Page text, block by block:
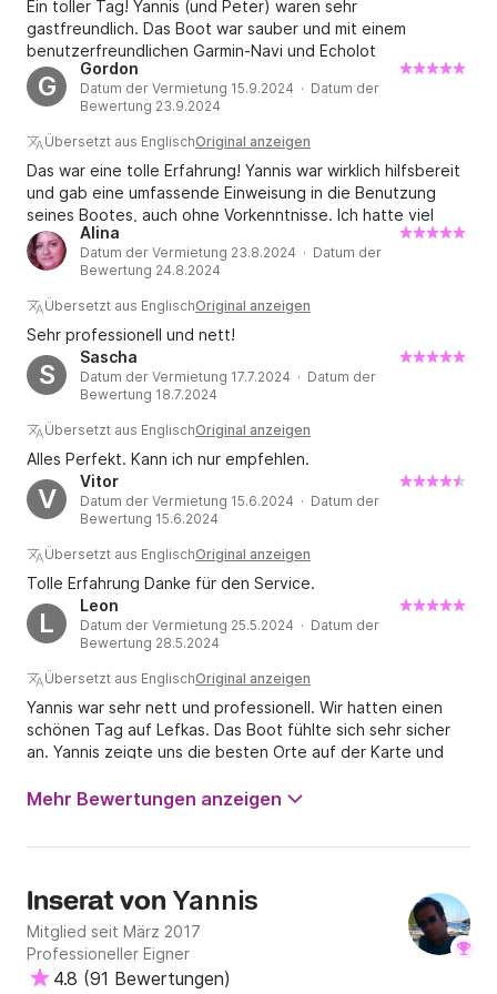
Motorboote mit 30/40 PS ist kein
Schnellbootführerschein erforderlich. Der Fahrer muss
älter als 18 Jahre sein und Alkohol ist beim Umgang
mit dem Boot nicht gestattet. Bei Bedarf
organisieren wir auf Wunsch einen Skipper für die
Betreuung des Bootes. Das Skipperhonorar variiert je
nach Zeitraum zwischen 80 und 100 Euro pro Tag.
Besatzungsnummern
Die Besatzung jedes Bootes darf niemals die
gesetzliche Höchstkapazität des Bootes
überschreiten. Auf unseren kleineren 5-Meter-
Motorbooten sind insgesamt 5 Personen erlaubt. Bei
den Zahlen werden Säuglinge und Kinder mitgezählt.
Bei örtlicher Überschreitung dieser Zahlen hat der
Bootsvermieter das Recht, vom Mietvertrag
zurückzutreten.
Bootsschäden – Wiedergutmachung
Der Mieter muss das Boot im gleichen Zustand
Sturmschäden oder Verluste/Schäden, die auf
unzureichendes oder nachlässiges Anlegen, schlechte
Handhabung oder Fahrlässigkeit zurückzuführen sind,
liegen vollständig in der Verantwortung des Mieters
und werden entsprechend berechnet. Der Mieter wird
gebeten, vor der Übernahme des Bootes das Boot
und die Ausrüstung auf eventuelle frühere Schäden zu
überprüfen und zu inspizieren. Der Propellerschaden
Fahrverbot der Hafenbehörden wird die Buchung auf
den nächstmöglichen Tag verschoben oder der
Mietpreis wird den Gästen zurückerstattet.
Ein toller Tag! Yannis (und Peter) waren sehr
gastfreundlich. Das Boot war sauber und mit einem
benutzerfreundlichen Garmin-Navi und Echolot
ausgestattet. Wir bekamen einige nützliche Tipps für die
Umgebung und hatten einen wunderschönen Tag.
G
Gordon
Datum der Vermietung 15.9.2024 · Datum der
Bewertung 23.9.2024
Übersetzt aus EnglischOriginal anzeigen
Das war eine tolle Erfahrung! Yannis war wirklich hilfsbereit
und gab eine umfassende Einweisung in die Benutzung
seines Bootes, auch ohne Vorkenntnisse. Ich hatte viel
Spaß beim Erkunden der Inseln und kann Yannis wärmstens
empfehlen, wenn Sie auf der Suche nach einem soliden
Boot sind, das Sie herumbringt :)
Alina
Datum der Vermietung 23.8.2024 · Datum der
Bewertung 24.8.2024
Übersetzt aus EnglischOriginal anzeigen
Sehr professionell und nett!
S
Sascha
Datum der Vermietung 17.7.2024 · Datum der
Bewertung 18.7.2024
Übersetzt aus EnglischOriginal anzeigen
Alles Perfekt. Kann ich nur empfehlen.
V
Vitor
Datum der Vermietung 15.6.2024 · Datum der
Bewertung 15.6.2024
Übersetzt aus EnglischOriginal anzeigen
Tolle Erfahrung Danke für den Service.
L
Leon
Datum der Vermietung 25.5.2024 · Datum der
Bewertung 28.5.2024
Übersetzt aus EnglischOriginal anzeigen
Yannis war sehr nett und professionell. Wir hatten einen
schönen Tag auf Lefkas. Das Boot fühlte sich sehr sicher
an. Yannis zeigte uns die besten Orte auf der Karte und
ein sehr schöner Tag. Kann Ihnen wärmstens empfehlen,
Mehr Bewertungen anzeigen
Inserat von Yannis
Mitglied seit März 2017
Professioneller Eigner
4.8 (91 Bewertungen)